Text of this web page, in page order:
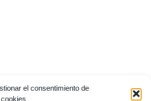
el consentimiento de